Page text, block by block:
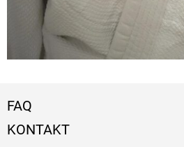
FAQ
KONTAKT